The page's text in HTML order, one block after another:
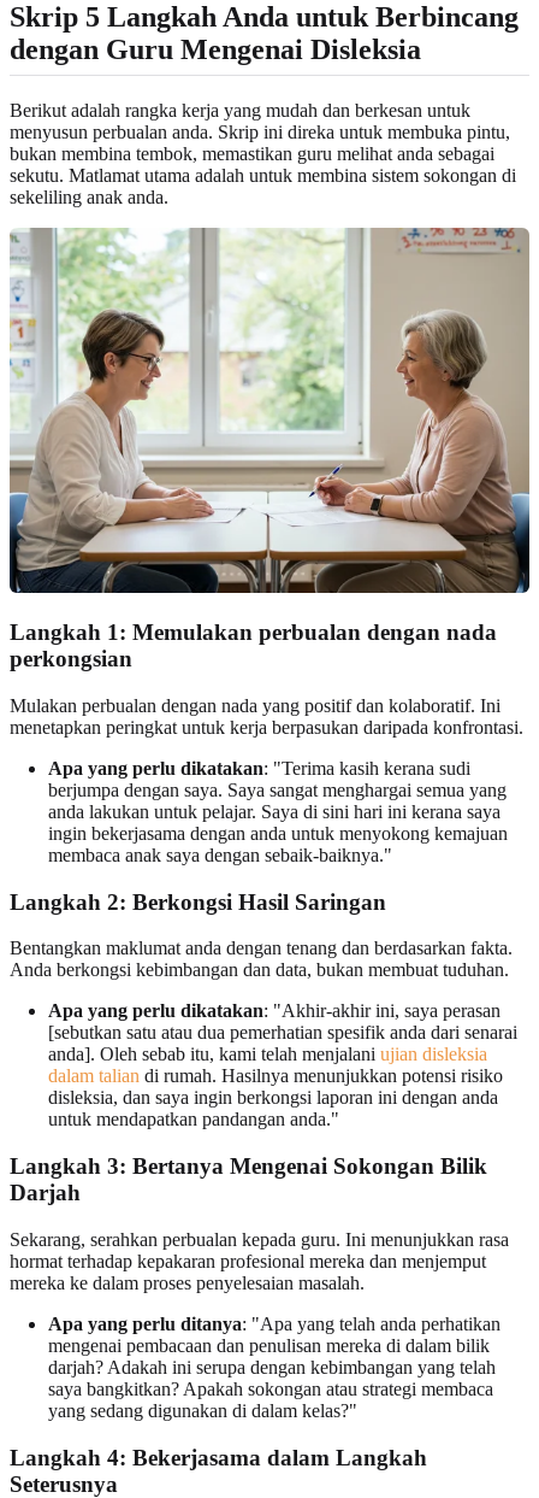
Skrip 5 Langkah Anda untuk Berbincang
dengan Guru Mengenai Disleksia
Berikut adalah rangka kerja yang mudah dan berkesan untuk
menyusun perbualan anda. Skrip ini direka untuk membuka pintu,
bukan membina tembok, memastikan guru melihat anda sebagai
sekutu. Matlamat utama adalah untuk membina sistem sokongan di
sekeliling anak anda.
Langkah 1: Memulakan perbualan dengan nada
perkongsian
Mulakan perbualan dengan nada yang positif dan kolaboratif. Ini
menetapkan peringkat untuk kerja berpasukan daripada konfrontasi.
Apa yang perlu dikatakan: "Terima kasih kerana sudi
berjumpa dengan saya. Saya sangat menghargai semua yang
anda lakukan untuk pelajar. Saya di sini hari ini kerana saya
ingin bekerjasama dengan anda untuk menyokong kemajuan
membaca anak saya dengan sebaik-baiknya."
Langkah 2: Berkongsi Hasil Saringan
Bentangkan maklumat anda dengan tenang dan berdasarkan fakta.
Anda berkongsi kebimbangan dan data, bukan membuat tuduhan.
Apa yang perlu dikatakan: "Akhir-akhir ini, saya perasan
[sebutkan satu atau dua pemerhatian spesifik anda dari senarai
anda]. Oleh sebab itu, kami telah menjalani ujian disleksia
dalam talian di rumah. Hasilnya menunjukkan potensi risiko
disleksia, dan saya ingin berkongsi laporan ini dengan anda
untuk mendapatkan pandangan anda."
Langkah 3: Bertanya Mengenai Sokongan Bilik
Darjah
Sekarang, serahkan perbualan kepada guru. Ini menunjukkan rasa
hormat terhadap kepakaran profesional mereka dan menjemput
mereka ke dalam proses penyelesaian masalah.
Apa yang perlu ditanya: "Apa yang telah anda perhatikan
mengenai pembacaan dan penulisan mereka di dalam bilik
darjah? Adakah ini serupa dengan kebimbangan yang telah
saya bangkitkan? Apakah sokongan atau strategi membaca
yang sedang digunakan di dalam kelas?"
Langkah 4: Bekerjasama dalam Langkah
Seterusnya